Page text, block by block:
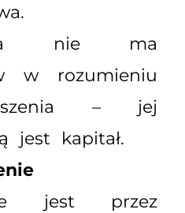
nie ma
w rozumieniu
– jej
jest kapitał.
jest przez